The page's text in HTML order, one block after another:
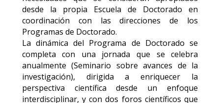
desde la propia Escuela de Doctorado en
coordinación con las direcciones de los
Programas de Doctorado.
La dinámica del Programa de Doctorado se
completa con una jornada que se celebra
anualmente (Seminario sobre avances de la
investigación), dirigida a enriquecer la
perspectiva científica desde un enfoque
interdisciplinar, y con dos foros científicos que